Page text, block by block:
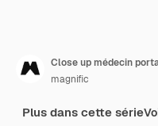
Close up médecin
magnific
Plus dans cette série